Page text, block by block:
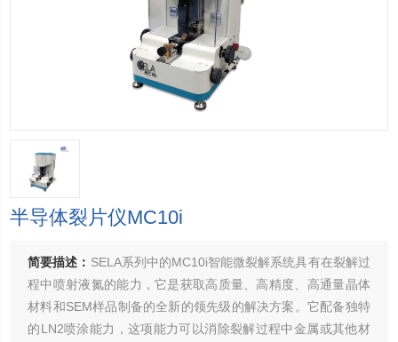
半导体裂片仪MC10i
简要描述： SELA系列中的MC10i智能微裂解系统具有在裂解过
程中喷射液氮的能力，它是获取高质量、高精度、高通量晶体
材料和SEM样品制备的全新的领先级的解决方案。它配备独特
的LN2喷涂能力，这项能力可以消除裂解过程中金属或其他材